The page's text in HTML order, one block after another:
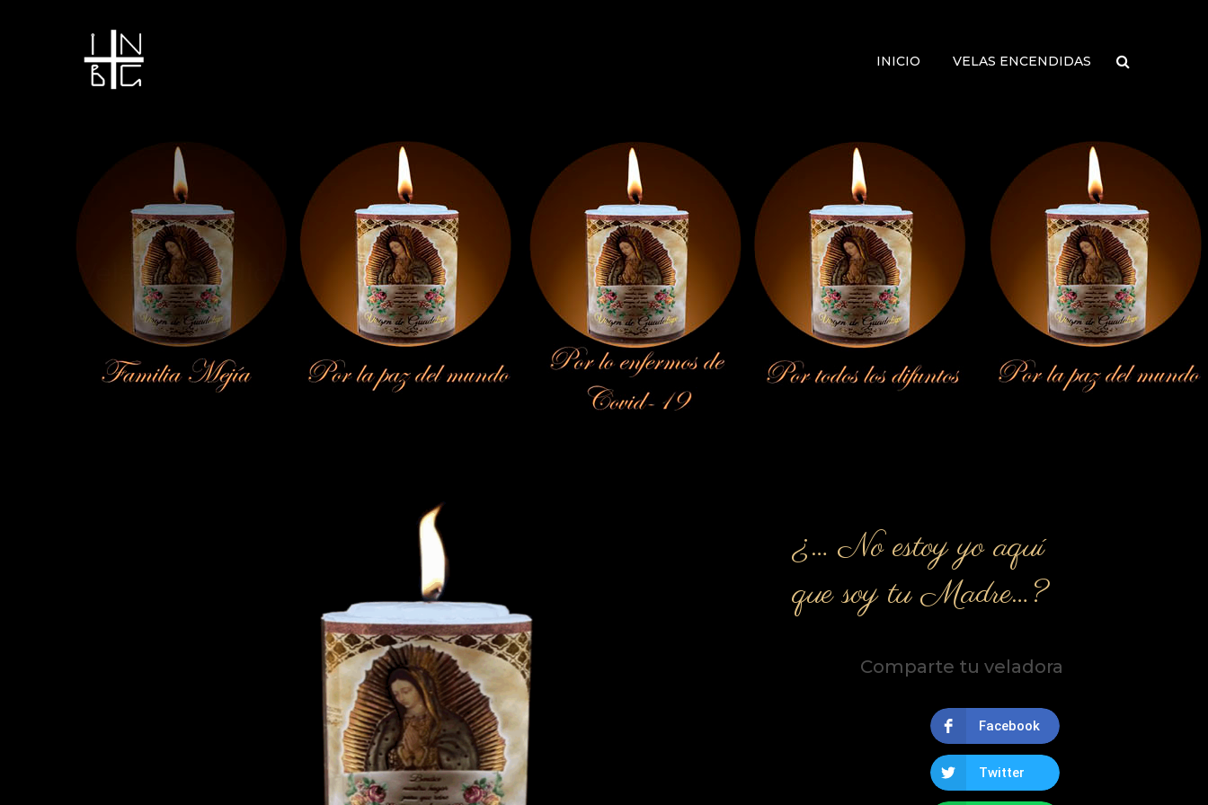
INICIO VELAS ENCENDIDAS
Vela encendida
¿… No estoy yo aquí
que soy tu Madre…?
Comparte tu veladora
Facebook
Twitter